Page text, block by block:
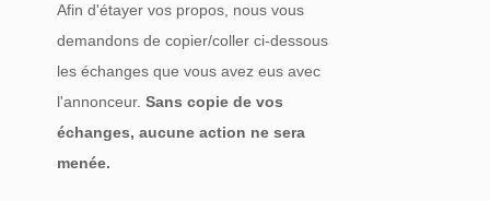
Afin d'étayer vos propos, nous vous
demandons de copier/coller ci-dessous
les échanges que vous avez eus avec
l'annonceur.Sans copie de vos
échanges, aucune action ne sera
menée.